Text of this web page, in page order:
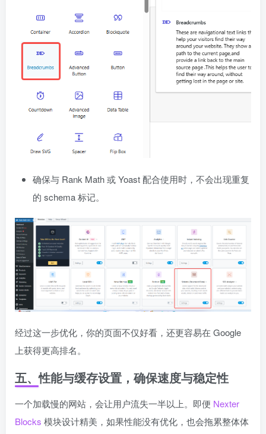
确保与 Rank Math 或 Yoast 配合使用时，不会出现重复
的 schema 标记。
经过这一步优化，你的页面不仅好看，还更容易在 Google
上获得更高排名。
五、性能与缓存设置，确保速度与稳定性
一个加载慢的网站，会让用户流失一半以上。即便 Nexter
Blocks 模块设计精美，如果性能没有优化，也会拖累整体体